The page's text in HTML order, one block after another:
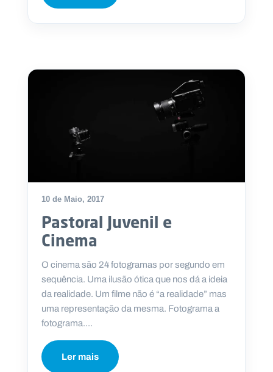
10 de Maio, 2017
Pastoral Juvenil e
Cinema
O cinema são 24 fotogramas por segundo em
sequência. Uma ilusão ótica que nos dá a ideia
da realidade. Um filme não é “a realidade” mas
uma representação da mesma. Fotograma a
fotograma....
Ler mais